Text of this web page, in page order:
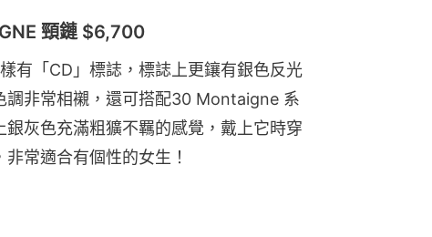
頸鏈 $6,700
有「CD」標誌，標誌上更鑲有銀色反光
調非常相襯，還可搭配30 Montaigne 系
灰色充滿粗獷不羈的感覺，戴上它時穿
常適合有個性的女生！